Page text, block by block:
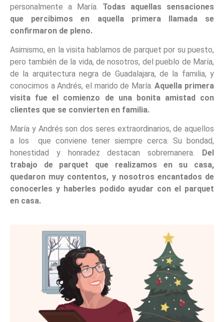
personalmente a María. Todas aquellas sensaciones
que percibimos en aquella primera llamada se
confirmaron de pleno.
Asimismo, en la visita hablamos de parquet por su puesto,
pero también de la vida, de nosotros, del pueblo de María,
de la arquitectura negra de Guadalajara, de la familia, y
conocimos a Andrés, el marido de María.Aquella primera
visita fue el comienzo de una bonita amistad con
clientes que se convierten en familia.
María y Andrés son dos seres extraordinarios, de aquellos
a los que conviene tener siempre cerca. Su bondad,
honestidad y honradez destacan sobremanera.
Del
trabajo de parquet que realizamos en su casa,
quedaron muy contentos, y nosotros encantados de
conocerles y haberles podido ayudar con el parquet
en casa.